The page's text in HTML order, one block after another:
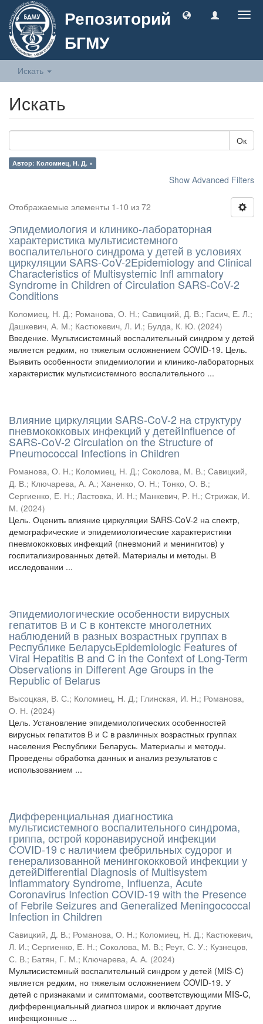
Репозиторий
БГМУ
Искать
Искать
Ок
Автор: Коломиец, Н. Д. ×
Show Advanced Filters
Отображаемые элементы 1-10 из 72
Эпидемиология и клинико-лабораторная
характеристика мультисистемного
воспалительного синдрома у детей в условиях
циркуляции SARS-CoV-2Epidemiology and Clinical
Characteristics of Multisystemic Infl ammatory
Syndrome in Children of Circulation SARS-CoV-2
Conditions
Коломиец, Н. Д.; Романова, О. Н.; Савицкий, Д. В.; Гасич, Е. Л.;
Дашкевич, А. М.; Кастюкевич, Л. И.; Булда, К. Ю. (2024)
Введение. Мультисистемный воспалительный синдром у детей
является редким, но тяжелым осложнением COVID-19. Цель.
Выявить особенности эпидемиологии и клинико-лабораторных
характеристик мультисистемного воспалительного ...
Влияние циркуляции SARS-CoV-2 на структуру
пневмококковых инфекций у детейInfluence of
SARS-CoV-2 Circulation on the Structure of
Pneumococcal Infections in Children
Романова, О. Н.; Коломиец, Н. Д.; Соколова, М. В.; Савицкий,
Д. В.; Ключарева, А. А.; Ханенко, О. Н.; Тонко, О. В.;
Сергиенко, Е. Н.; Ластовка, И. Н.; Манкевич, Р. Н.; Стрижак, И.
М. (2024)
Цель. Оценить влияние циркуляции SARS-CoV-2 на спектр,
демографические и эпидемиологические характеристики
пневмококковых инфекций (пневмоний и менингитов) у
госпитализированных детей. Материалы и методы. В
исследовании ...
Эпидемиологические особенности вирусных
гепатитов В и С в контексте многолетних
наблюдений в разных возрастных группах в
Республике БеларусьEpidemiologic Features of
Viral Hepatitis B and C in the Context of Long-Term
Observations in Different Age Groups in the
Republic of Belarus
Высоцкая, В. С.; Коломиец, Н. Д.; Глинская, И. Н.; Романова,
О. Н. (2024)
Цель. Установление эпидемиологических особенностей
вирусных гепатитов В и С в различных возрастных группах
населения Республики Беларусь. Материалы и методы.
Проведены обработка данных и анализ результатов с
использованием ...
Дифференциальная диагностика
мультисистемного воспалительного синдрома,
гриппа, острой коронавирусной инфекции
COVID-19 с наличием фебрильных судорог и
генерализованной менингококковой инфекции у
детейDifferential Diagnosis of Multisystem
Inflammatory Syndrome, Influenza, Acute
Coronavirus Infection COVID-19 with the Presence
of Febrile Seizures and Generalized Meningococcal
Infection in Children
Савицкий, Д. В.; Романова, О. Н.; Коломиец, Н. Д.; Кастюкевич,
Л. И.; Сергиенко, Е. Н.; Соколова, М. В.; Реут, С. У.; Кузнецов,
С. В.; Батян, Г. М.; Ключарева, А. А. (2024)
Мультисистемный воспалительный синдром у детей (МIS-С)
является редким, но тяжелым осложнением COVID-19. У
детей с признаками и симптомами, соответствующими MIS-C,
дифференциальный диагноз широк и включает другие
инфекционные ...